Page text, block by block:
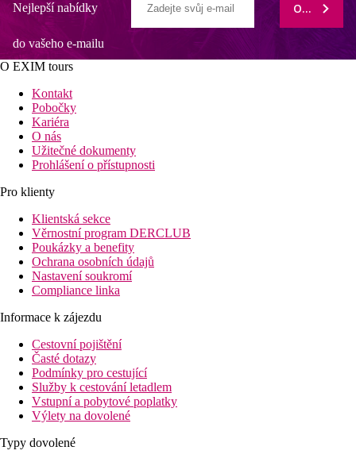
Nejlepší nabídky
do vašeho e-mailu
ODEBÍRAT
O EXIM tours
Kontakt
Pobočky
Kariéra
O nás
Užitečné dokumenty
Prohlášení o přístupnosti
Pro klienty
Klientská sekce
Věrnostní program DERCLUB
Poukázky a benefity
Ochrana osobních údajů
Nastavení soukromí
Compliance linka
Informace k zájezdu
Cestovní pojištění
Časté dotazy
Podmínky pro cestující
Služby k cestování letadlem
Vstupní a pobytové poplatky
Výlety na dovolené
Typy dovolené